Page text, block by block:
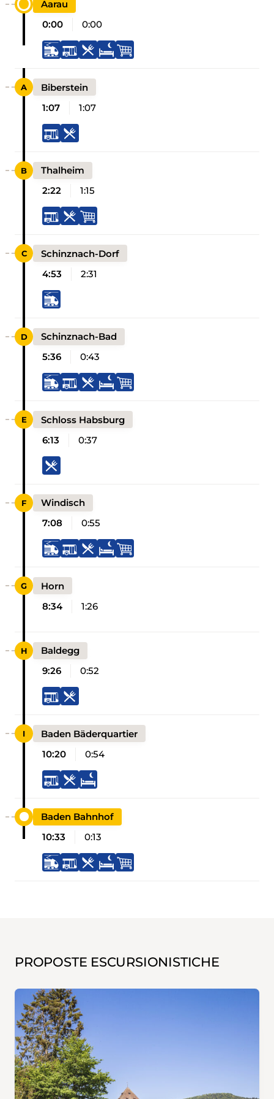
Aarau
0:00
0:00
Biberstein
1:07
1:07
Thalheim
2:22
1:15
Schinznach-Dorf
4:53
2:31
Schinznach-Bad
5:36
0:43
Schloss Habsburg
6:13
0:37
Windisch
7:08
0:55
Horn
8:34
1:26
Baldegg
9:26
0:52
Baden Bäderquartier
10:20
0:54
Baden Bahnhof
10:33
0:13
PROPOSTE ESCURSIONISTICHE